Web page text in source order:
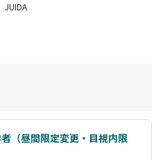
JUIDA
（昼間限定変更・目視内限